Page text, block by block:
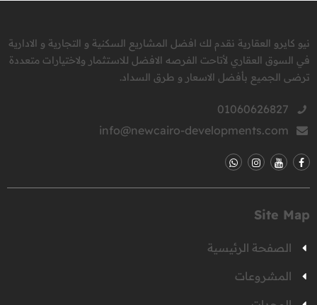
نيو كايرو العقارية نقدم لك افضل المشاريع السكنية و التجارية و الادارية
في السوق العقاري لأتاحت الفرصه الافضل للاستثمار ولاختيارات متعددة
ترضى الجميع بأفضل الاسعار و طرق السداد.
01060626827
info@newcairo-developments.com
Site Map
الصفحة الرئيسية
المشروعات